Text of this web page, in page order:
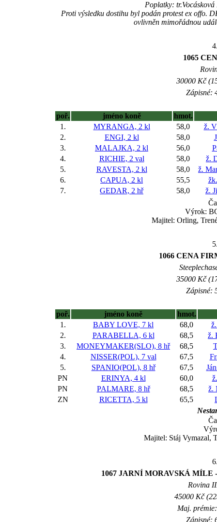
Poplatky:
Proti výsledku dostihu byl podán protest ex offo.
ovlivněn mimořádnou
1065
30000 Kč
Zápisné:
poř. jméno koně
hmot.
1.
MYRANGA, 2 kl 58,0
ž.
2.
ENGI, 2 kl 58,0
3.
MALAJKA, 2 kl 56,0
4.
RICHIE, 2 val 58,0
ž.
5.
RAVESTA, 2 kl 58,0
ž.
6.
CAPUA, 2 kl 55,5
7.
GEDAR, 2 hř 58,0
ž.
Výrok:
Majitel: Orling,
1066 CENA
35000 Kč
Zápisné:
poř. jméno koně
hmot.
1.
BABY LOVE, 7 kl 68,0
2.
PARABELLA, 6 kl 68,5
ž.
3.
MONEYMAKER(SLO), 8 hř 68,5
4.
NISSER(POL), 7 val 67,5
5.
SPANIO(POL), 8 hř 67,5
PN
ERINYA, 4 kl 60,0
PN
PALMARE, 8 hř 68,5
ž.
ZN
RICETTA, 5 kl 65,5
Majitel: Stáj Vymazal,
1067 JARNÍ MORAVSKÁ MÍLE
Rovina
45000 Kč
Maj.
Zápisné: